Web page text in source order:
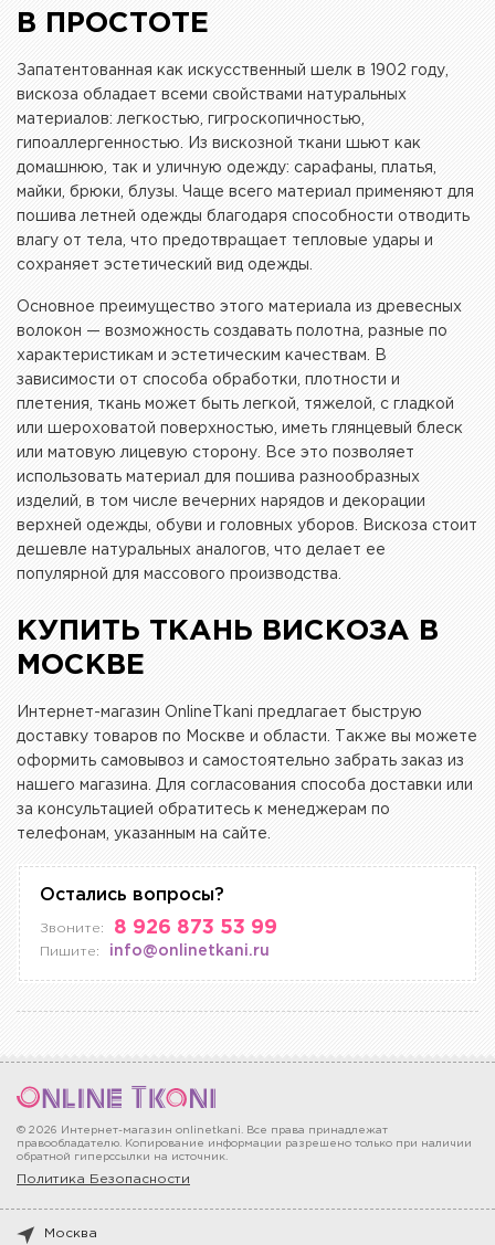
В ПРОСТОТЕ
Запатентованная как искусственный шелк в 1902 году,
вискоза обладает всеми свойствами натуральных
материалов: легкостью, гигроскопичностью,
гипоаллергенностью. Из вискозной ткани шьют как
домашнюю, так и уличную одежду: сарафаны, платья,
майки, брюки, блузы. Чаще всего материал применяют для
пошива летней одежды благодаря способности отводить
влагу от тела, что предотвращает тепловые удары и
сохраняет эстетический вид одежды.
Основное преимущество этого материала из древесных
волокон — возможность создавать полотна, разные по
характеристикам и эстетическим качествам. В
зависимости от способа обработки, плотности и
плетения, ткань может быть легкой, тяжелой, с гладкой
или шероховатой поверхностью, иметь глянцевый блеск
или матовую лицевую сторону. Все это позволяет
использовать материал для пошива разнообразных
изделий, в том числе вечерних нарядов и декорации
верхней одежды, обуви и головных уборов. Вискоза стоит
дешевле натуральных аналогов, что делает ее
популярной для массового производства.
КУПИТЬ ТКАНЬ ВИСКОЗА В
МОСКВЕ
Интернет-магазин OnlineTkani предлагает быструю
доставку товаров по Москве и области. Также вы можете
оформить самовывоз и самостоятельно забрать заказ из
нашего магазина. Для согласования способа доставки или
за консультацией обратитесь к менеджерам по
телефонам, указанным на сайте.
Остались вопросы?
Звоните: 8 926 873 53 99
Пишите: info@onlinetkani.ru
© 2026 Интернет-магазин onlinetkani. Все права принадлежат
правообладателю. Копирование информации разрешено только при наличии
обратной гиперссылки на источник.
Политика Безопасности
Москва